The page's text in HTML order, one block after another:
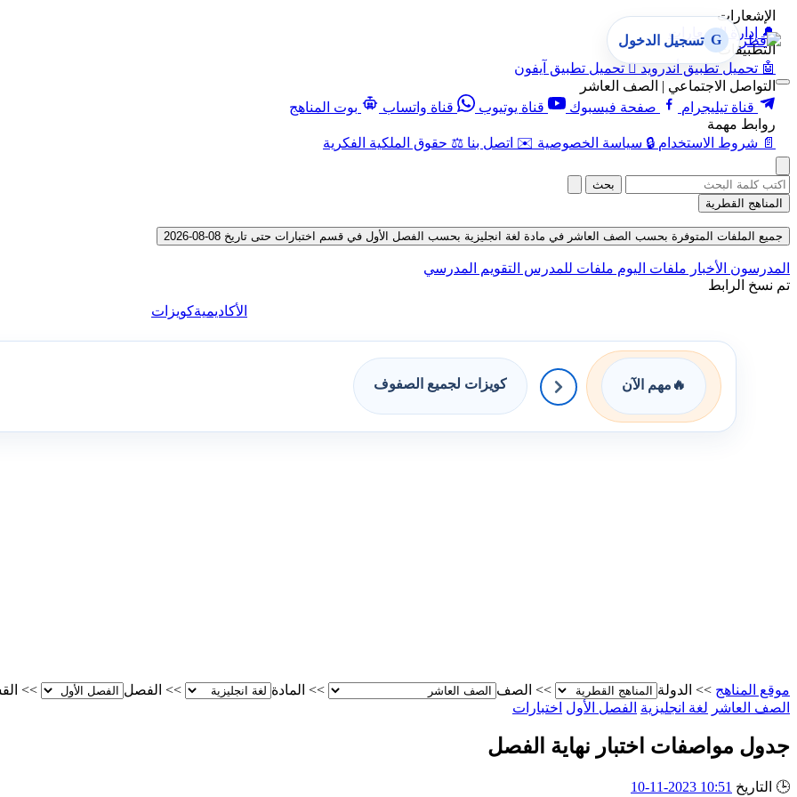
الإشعارات
🔔 إدارة الإشعارات
التطبيقات
🤖 تحميل تطبيق أندرويد  تحميل تطبيق آيفون
التواصل الاجتماعي | الصف العاشر
قناة تيليجرام
صفحة فيسبوك قناة يوتيوب قناة واتساب
بوت المناهج
روابط مهمة
📄 شروط الاستخدام 🔒 سياسة الخصوصية ✉️ اتصل بنا ⚖️ حقوق الملكية الفكرية
G تسجيل الدخول
بحث
المناهج القطرية
جميع الملفات المتوفرة بحسب الصف العاشر في مادة لغة انجليزية بحسب الفصل الأول في قسم اختبارات حتى تاريخ 08-08-2026
المدرسون الأخبار ملفات اليوم ملفات للمدرس التقويم المدرسي
تم نسخ الرابط
الأكاديميةكويزات
🔥 مهم الآن كويزات لجميع الصفوف
موقع المناهج >> الدولة >> الصف >> المادة >> الفصل >>
الصف العاشر لغة انجليزية الفصل الأول اختبارات
جدول مواصفات اختبار نهاية الفصل
🕒 التاريخ 10:51 2023-11-10